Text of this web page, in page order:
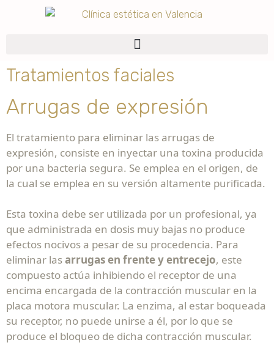
Tratamientos faciales
Arrugas de expresión
El tratamiento para eliminar las arrugas de
expresión, consiste en inyectar una toxina producida
por una bacteria segura. Se emplea en el origen, de
la cual se emplea en su versión altamente purificada.
Esta toxina debe ser utilizada por un profesional, ya
que administrada en dosis muy bajas no produce
efectos nocivos a pesar de su procedencia. Para
eliminar lasarrugas en frente y entrecejo, este
compuesto actúa inhibiendo el receptor de una
encima encargada de la contracción muscular en la
placa motora muscular. La enzima, al estar boqueada
su receptor, no puede unirse a él, por lo que se
produce el bloqueo de dicha contracción muscular.